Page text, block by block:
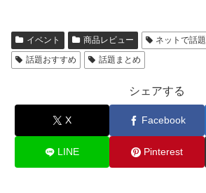
イベント 商品レビュー ネットで話題
話題おすすめ
話題まとめ
シェアする
X Facebook
LINE Pinterest